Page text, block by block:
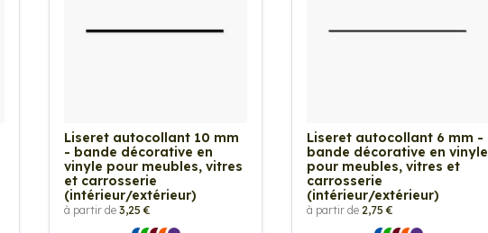
Liseret autocollant 10 mm
- bande décorative en
vinyle pour meubles, vitres
et carrosserie
(intérieur/extérieur)
à partir de 3,25 €
Liseret autocollant 6 mm -
bande décorative en vinyle
pour meubles, vitres et
carrosserie
(intérieur/extérieur)
à partir de 2,75 €